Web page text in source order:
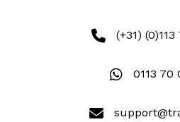
(+31)
0113 70